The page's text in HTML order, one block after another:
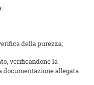
della purezza;
verificandone la
documentazione allegata